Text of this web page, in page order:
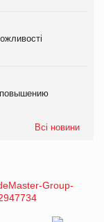
Всі новини